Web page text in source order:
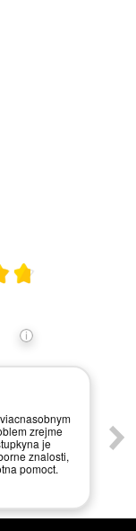
zákazníků
4.8 z 5
zrejme
je
znalosti,
pomoct.